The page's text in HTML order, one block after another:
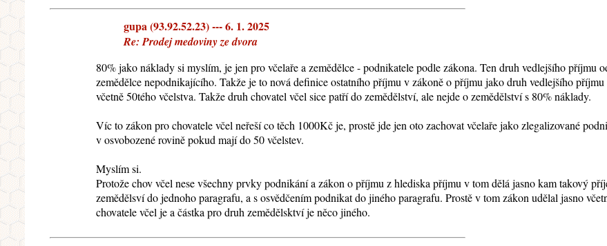
gupa (93.92.52.23) --- 6. 1. 2025
Re: Prodej medoviny ze dvora
80% jako náklady si myslím, je jen pro včelaře a zemědělce - podnikatele podle zákona. Ten druh vedlejšího příjmu
zemědělce nepodnikajícího. Takže je to nová definice ostatního příjmu v zákoně o příjmu jako druh vedlejšího
včetně 50tého včelstva. Takže druh chovatel včel sice patří do zemědělství, ale nejde o zemědělství s 80% náklady.
Víc to zákon pro chovatele včel neřeší co těch 1000Kč je, prostě jde jen oto zachovat včelaře jako zlegalizované
v osvobozené rovině pokud mají do 50 včelstev.
Myslím si.
Protože chov včel nese všechny prvky podnikání a zákon o příjmu z hlediska příjmu v tom dělá jasno kam takový
zemědělsví do jednoho paragrafu, a s osvědčením podnikat do jiného paragrafu. Prostě v tom zákon udělal jasno
chovatele včel je a částka pro druh zemědělsktví je něco jiného.